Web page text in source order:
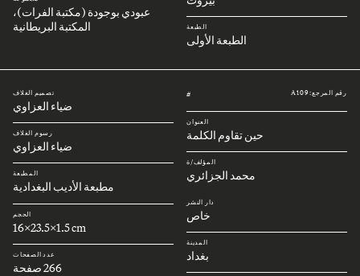
الطبعة
الطبعة الأولى
عبودي بوجودة (مكتبة الفرات)،
المكتبة البريطانية
رقم المرجع: A109 #
العنوان
حين تقاوم الكلمة
المؤلف/ة
محمد الجزائري
دار النشر
خاص
المدينة
بغداد
تصميم الغلاف
ضياء العزاوي
رسوم الغلاف
ضياء العزاوي
المطبعة
مطبعة الأديب البغدادية
الحجم
16x23.5x1.5 cm
عدد الصفحات
266 صفحة